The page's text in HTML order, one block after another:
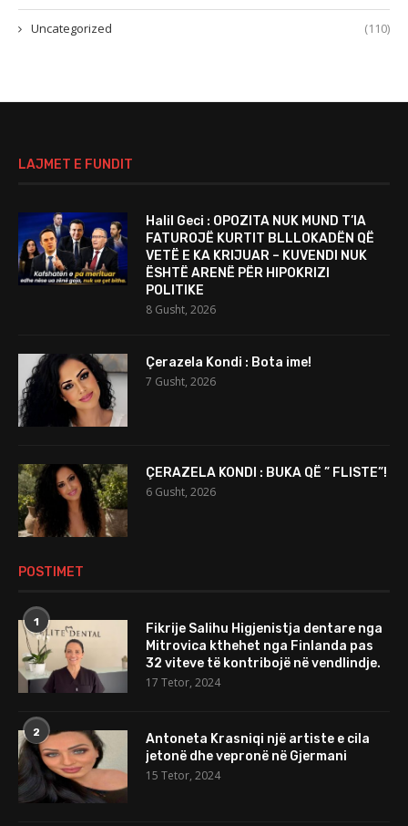
Uncategorized (110)
LAJMET E FUNDIT
Halil Geci : OPOZITA NUK MUND T’IA
FATUROJË KURTIT BLLLOKADËN QË
VETË E KA KRIJUAR – KUVENDI NUK
ËSHTË ARENË PËR HIPOKRIZI
POLITIKE
8 Gusht, 2026
Çerazela Kondi : Bota ime!
7 Gusht, 2026
ÇERAZELA KONDI : BUKA QË ” FLISTE”!
6 Gusht, 2026
POSTIMET
1
Fikrije Salihu Higjenistja dentare nga
Mitrovica kthehet nga Finlanda pas
32 viteve të kontribojë në vendlindje.
17 Tetor, 2024
2
Antoneta Krasniqi një artiste e cila
jetonë dhe vepronë në Gjermani
15 Tetor, 2024